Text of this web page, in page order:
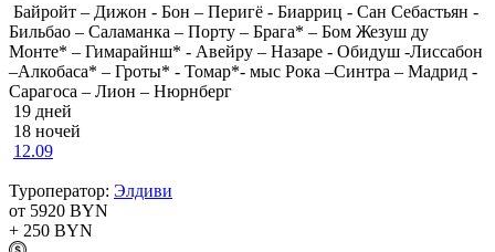
Байройт – Дижон - Бон – Перигё - Биарриц - Сан Себастьян -
Бильбао – Саламанка – Порту – Брага* – Бом Жезуш ду
Монте* – Гимарайнш* - Авейру – Назаре - Обидуш -Лиссабон
–Алкобаса* – Гроты* - Томар*- мыс Рока –Синтра – Мадрид -
Сарагоса – Лион – Нюрнберг
19 дней
18 ночей
12.09
Туроператор: Элдиви
от 5920 BYN
+ 250 BYN